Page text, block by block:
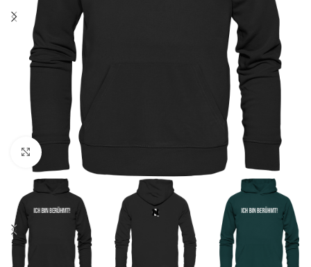
Klick zum Vergrößern